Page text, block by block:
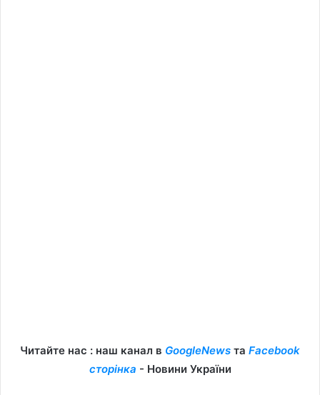
Читайте нас : наш канал в GoogleNews та Facebook
сторінка - Новини України